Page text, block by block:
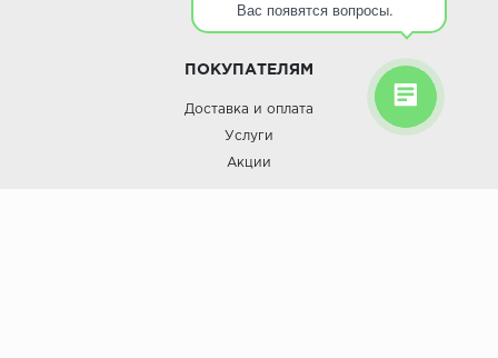
Вас появятся вопросы.
ПОКУПАТЕЛЯМ
Доставка и оплата
Услуги
Акции